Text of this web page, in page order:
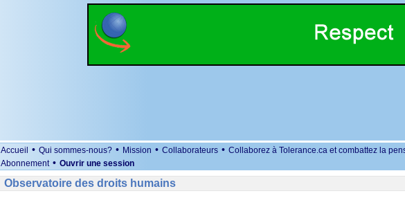
Accueil • Qui sommes-nous? • Mission • Collaborateurs • Collaborez à Tolerance.ca et combattez la
Abonnement • Ouvrir une session
Observatoire des droits humains